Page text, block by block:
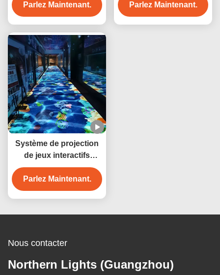
enfants Mur immersif
Parlez Maintenant.
gymnase
Parlez Maintenant.
Système de projection
de jeux interactifs
immersifs
Parlez Maintenant.
Nous contacter
Northern Lights (Guangzhou)